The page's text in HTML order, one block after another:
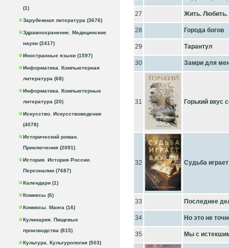
(1)
Зарубежная литература (3676)
Здравоохранение. Медицинские
науки (2417)
Иностранные языки (1597)
Информатика. Компьютерная
литература (68)
Информатика. Компьютерные
литература (20)
Искусство. Искусствоведение
(4078)
Исторический роман.
Приключения (2091)
История. История России.
Персоналии (7687)
Календари (1)
Комиксы (6)
Комиксы. Манга (16)
Кулинария. Пищевые
производства (815)
Культура. Культурология (503)
27 Жить. Любить.
28 Города богов
29 Тарантул
30 Замри для
31 Горький вкус
32 Судьба
33 Последнее
34 Но это не
35 Мы с